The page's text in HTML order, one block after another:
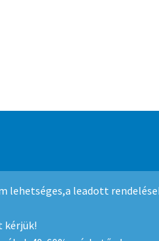
lehetséges,a leadott
kérjük!